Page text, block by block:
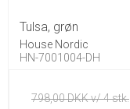
Tulsa, grøn
House Nordic
HN-7001004-DH
798,00 DKK v/ 4 stk.